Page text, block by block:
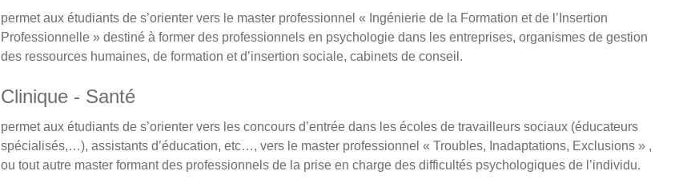
permet aux étudiants de s’orienter vers le master professionnel « Ingénierie de la Formation et de l’Insertion
Professionnelle » destiné à former des professionnels en psychologie dans les entreprises, organismes de gestion
des ressources humaines, de formation et d’insertion sociale, cabinets de conseil.
Clinique - Santé
permet aux étudiants de s’orienter vers les concours d’entrée dans les écoles de travailleurs sociaux (éducateurs
spécialisés,…), assistants d’éducation, etc…, vers le master professionnel « Troubles, Inadaptations, Exclusions » ,
ou tout autre master formant des professionnels de la prise en charge des difficultés psychologiques de l’individu.